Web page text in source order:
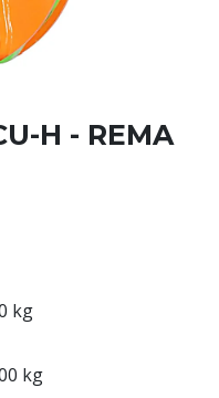
H - REMA
kg
kg